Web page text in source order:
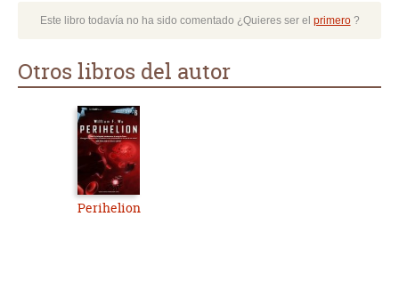
Este libro todavía no ha sido comentado ¿Quieres ser el primero?
Otros libros del autor
Perihelion